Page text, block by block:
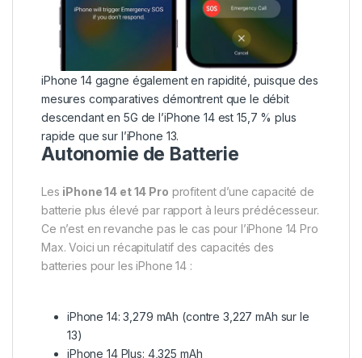
iPhone 14 gagne également en rapidité, puisque des
mesures comparatives démontrent que le débit
descendant en 5G de l’iPhone 14 est 15,7 % plus
rapide que sur l’iPhone 13.
Autonomie de Batterie
Les iPhone 14 et 14 Pro profitent d’une capacité de
batterie plus élevé par rapport à leurs prédécesseur.
Ce n’est en revanche pas le cas pour l’iPhone 14 Pro
Max. Voici un récapitulatif des capacités des
batteries pour les iPhone 14 :
iPhone 14: 3,279 mAh (contre 3,227 mAh sur le
13)
iPhone 14 Plus: 4,325 mAh